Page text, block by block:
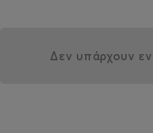
Δεν υπάρχουν